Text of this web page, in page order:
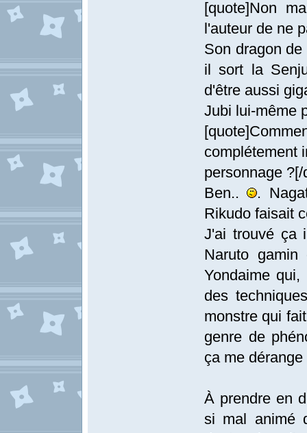
[quote]Non
l'auteur de ne
Son dragon
il sort la
d'être aussi
Jubi lui-même
complétement
personnage ?[/
Ben..
.
Rikudo faisait
J'ai trouvé ça
Naruto
Yondaime
des
monstre qui
genre de
ça me dérange
À prendre en
si mal animé